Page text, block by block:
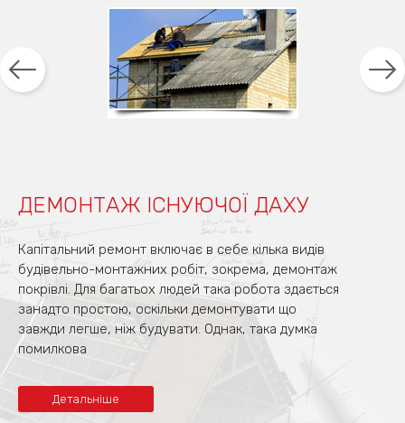
ДЕМОНТАЖ ІСНУЮЧОЇ ДАХУ
Капітальний ремонт включає в себе кілька видів
будівельно-монтажних робіт, зокрема, демонтаж
покрівлі. Для багатьох людей така робота здається
занадто простою, оскільки демонтувати що
завжди легше, ніж будувати. Однак, така думка
помилкова
Детальніше